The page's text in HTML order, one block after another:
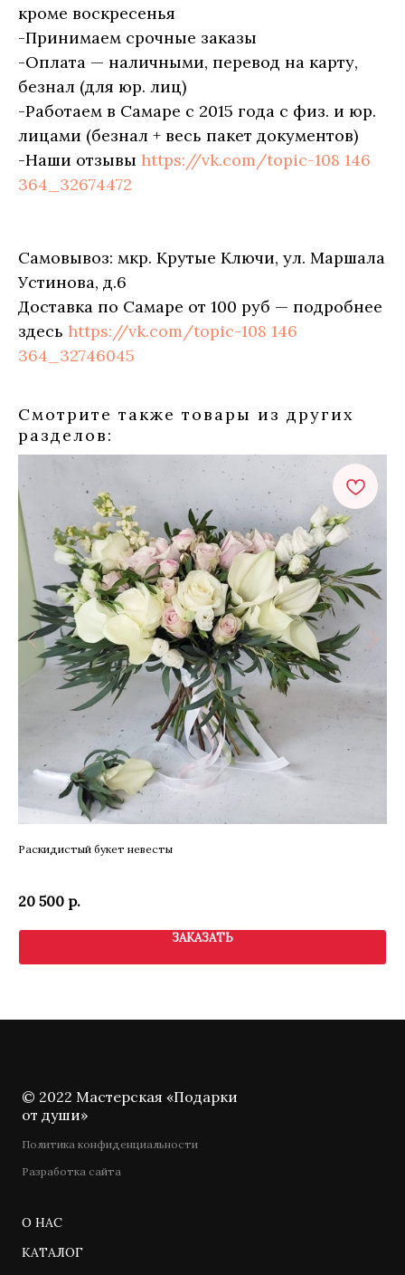
кроме воскресенья
-Принимаем срочные заказы
-Оплата — наличными, перевод на карту,
безнал (для юр. лиц)
-Работаем в Самаре с 2015 года с физ. и юр.
лицами (безнал + весь пакет документов)
-Наши отзывы https://vk.com/topic-108 146
364_32674472
Самовывоз: мкр. Крутые Ключи, ул. Маршала
Устинова, д.6
Доставка по Самаре от 100 руб — подробнее
здесь https://vk.com/topic-108 146
364_32746045
Смотрите также товары из других
разделов:
Раскидистый букет невесты
20 500 р.
ЗАКАЗАТЬ
© 2022 Мастерская «Подарки
от души»
Политика конфиденциальности
Разработка сайта
О НАС
КАТАЛОГ